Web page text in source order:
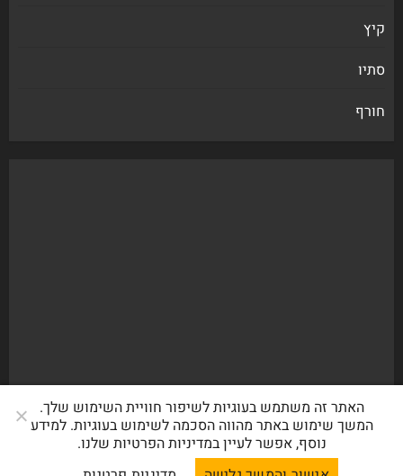
קיץ
סתיו
חורף
האתר זה משתמש בעוגיות לשיפור חוויית השימוש שלך.
המשך שימוש באתר מהווה הסכמה לשימוש בעוגיות. למידע
נוסף, אפשר לעיין במדיניות הפרטיות שלנו.